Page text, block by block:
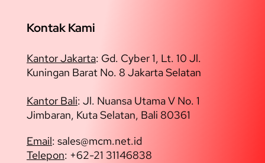
Kontak Kami
Kantor Jakarta: Gd. Cyber 1, Lt. 10 Jl.
Kuningan Barat No. 8 Jakarta Selatan
Kantor Bali: Jl. Nuansa Utama V No. 1
Jimbaran, Kuta Selatan, Bali 80361
Email: sales@mcm.net.id
Telepon: +62-21 31146838